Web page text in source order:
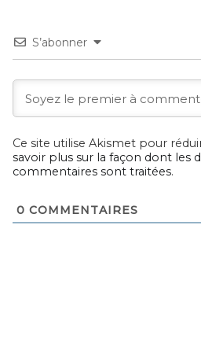
S’abonner
Ce site utilise Akismet pour
savoir plus sur la façon dont les
commentaires sont traitées.
0 COMMENTAIRES